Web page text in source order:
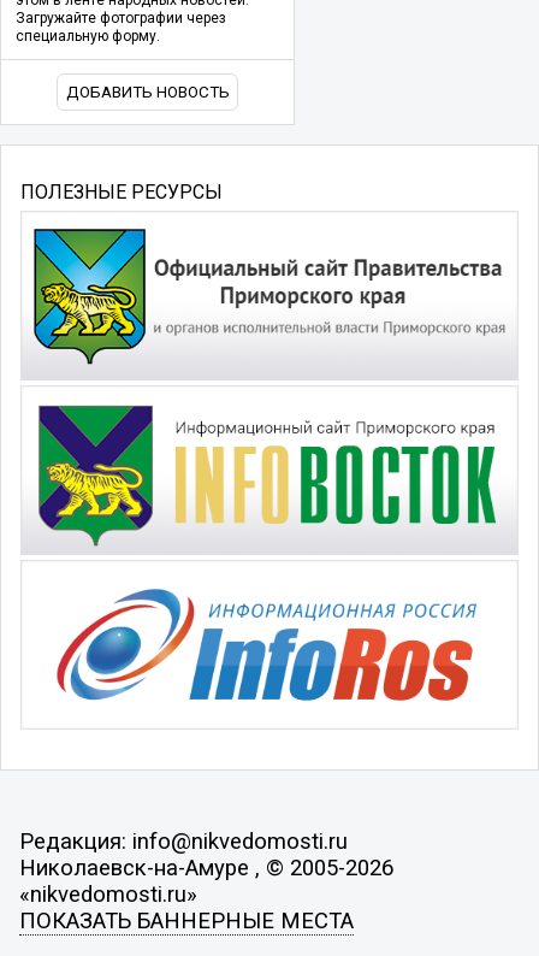
Загружайте фотографии через
специальную форму.
ДОБАВИТЬ НОВОСТЬ
ПОЛЕЗНЫЕ РЕСУРСЫ
Редакция: info@nikvedomosti.ru
Николаевск-на-Амуре , © 2005-2026
«nikvedomosti.ru»
ПОКАЗАТЬ БАННЕРНЫЕ МЕСТА